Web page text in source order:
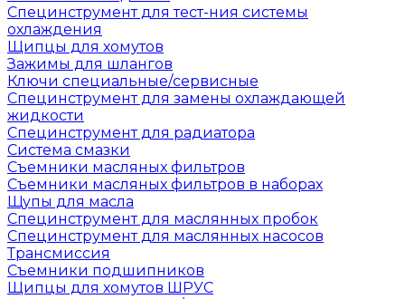
Специнструмент для тест-ния системы
охлаждения
Щипцы для хомутов
Зажимы для шлангов
Ключи специальные/сервисные
Специнструмент для замены охлаждающей
жидкости
Специнструмент для радиатора
Система смазки
Съемники масляных фильтров
Съемники масляных фильтров в наборах
Щупы для масла
Специнструмент для маслянных пробок
Специнструмент для маслянных насосов
Трансмиссия
Съемники подшипников
Щипцы для хомутов ШРУС